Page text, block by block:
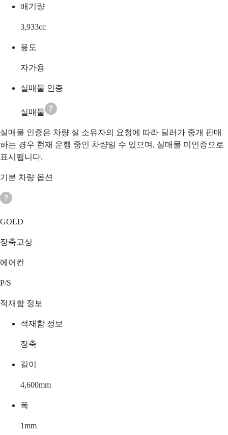
배기량
3,933cc
용도
자가용
실매물 인증
실매물
실매물 인증은 차량 실 소유자의 요청에 따라 딜러가 중개 판매
하는 경우 현재 운행 중인 차량일 수 있으며, 실매물 미인증으로
표시됩니다.
기본 차량 옵션
GOLD
장축고상
에어컨
P/S
적재함 정보
적재함 정보
장축
길이
4,600mm
폭
1mm